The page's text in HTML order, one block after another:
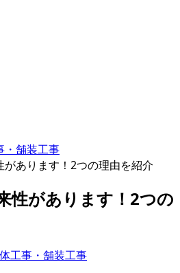
・舗装工事
あります！2つの理由を紹介
性があります！2つの
工事・舗装工事